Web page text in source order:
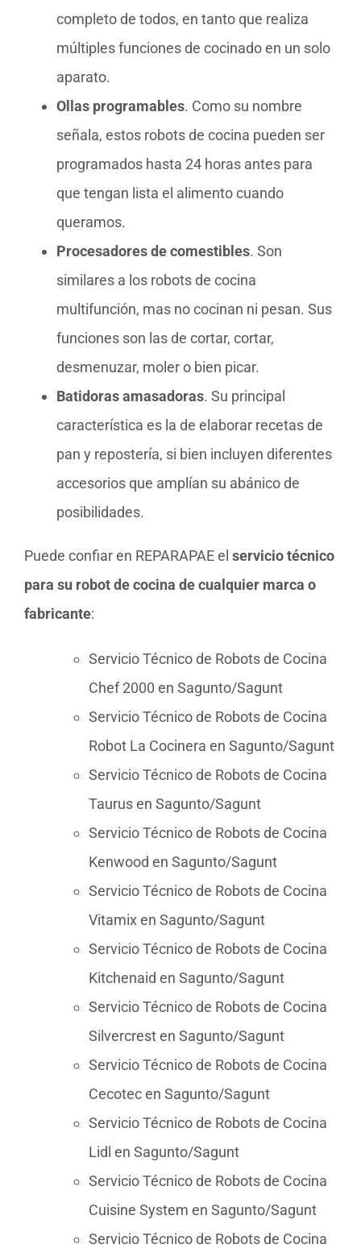
completo de todos, en tanto que realiza
múltiples funciones de cocinado en un solo
aparato.
Ollas programables. Como su nombre
señala, estos robots de cocina pueden ser
programados hasta 24 horas antes para
que tengan lista el alimento cuando
queramos.
Procesadores de comestibles. Son
similares a los robots de cocina
multifunción, mas no cocinan ni pesan. Sus
funciones son las de cortar, cortar,
desmenuzar, moler o bien picar.
Batidoras amasadoras. Su principal
característica es la de elaborar recetas de
pan y repostería, si bien incluyen diferentes
accesorios que amplían su abánico de
posibilidades.
Puede confiar en REPARAPAE el servicio técnico
para su robot de cocina de cualquier marca o
fabricante:
Servicio Técnico de Robots de Cocina
Chef 2000 en Sagunto/Sagunt
Servicio Técnico de Robots de Cocina
Robot La Cocinera en Sagunto/Sagunt
Servicio Técnico de Robots de Cocina
Taurus en Sagunto/Sagunt
Servicio Técnico de Robots de Cocina
Kenwood en Sagunto/Sagunt
Servicio Técnico de Robots de Cocina
Vitamix en Sagunto/Sagunt
Servicio Técnico de Robots de Cocina
Kitchenaid en Sagunto/Sagunt
Servicio Técnico de Robots de Cocina
Silvercrest en Sagunto/Sagunt
Servicio Técnico de Robots de Cocina
Cecotec en Sagunto/Sagunt
Servicio Técnico de Robots de Cocina
Lidl en Sagunto/Sagunt
Servicio Técnico de Robots de Cocina
Cuisine System en Sagunto/Sagunt
Servicio Técnico de Robots de Cocina